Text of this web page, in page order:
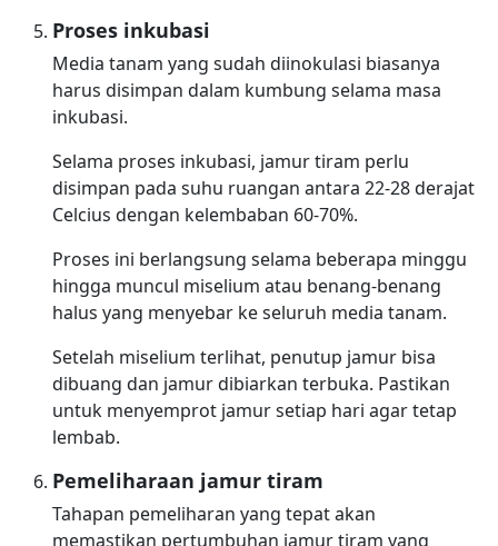
Proses inkubasi
Media tanam yang sudah diinokulasi biasanya
harus disimpan dalam kumbung selama masa
inkubasi.
Selama proses inkubasi, jamur tiram perlu
disimpan pada suhu ruangan antara 22-28 derajat
Celcius dengan kelembaban 60-70%.
Proses ini berlangsung selama beberapa minggu
hingga muncul miselium atau benang-benang
halus yang menyebar ke seluruh media tanam.
Setelah miselium terlihat, penutup jamur bisa
dibuang dan jamur dibiarkan terbuka. Pastikan
untuk menyemprot jamur setiap hari agar tetap
lembab.
Pemeliharaan jamur tiram
Tahapan pemeliharan yang tepat akan
memastikan pertumbuhan jamur tiram yang